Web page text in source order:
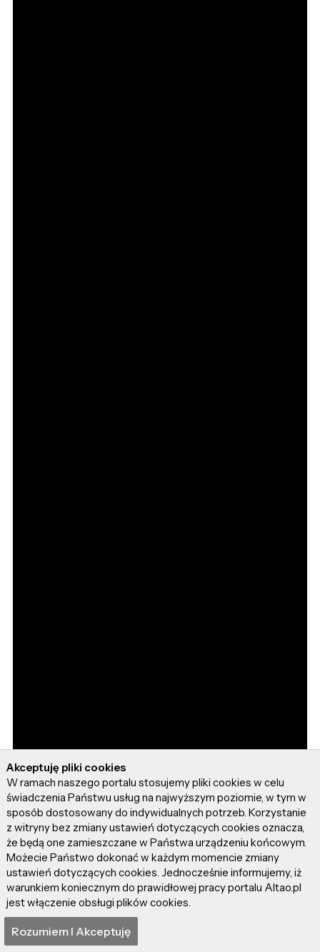
Akceptuję pliki cookies
W ramach naszego portalu stosujemy pliki cookies w celu
świadczenia Państwu usług na najwyższym poziomie, w tym w
sposób dostosowany do indywidualnych potrzeb. Korzystanie
z witryny bez zmiany ustawień dotyczących cookies oznacza,
że będą one zamieszczane w Państwa urządzeniu końcowym.
Możecie Państwo dokonać w każdym momencie zmiany
ustawień dotyczących cookies. Jednocześnie informujemy, iż
warunkiem koniecznym do prawidłowej pracy portalu Altao.pl
jest włączenie obsługi plików cookies.
Rozumiem I Akceptuję